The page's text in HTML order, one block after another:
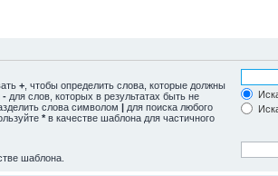
+ , чтобы определить слова, которые должны
- для слов, которых в результатах быть не
слова символом | для поиска любого
* в качестве шаблона для частичного
шаблона.